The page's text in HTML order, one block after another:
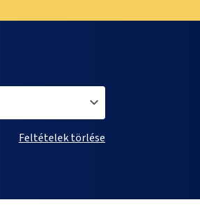
Feltételek törlése